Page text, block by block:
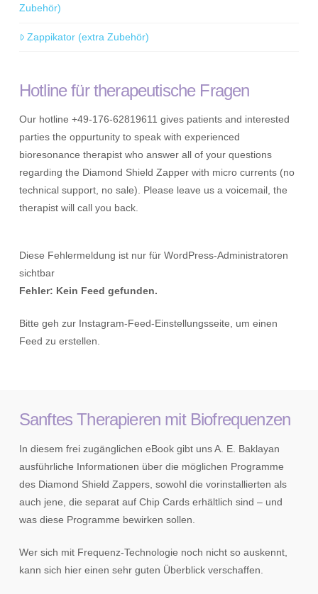
Zubehör)
Zappikator (extra Zubehör)
Hotline für therapeutische Fragen
Our hotline +49-176-62819611 gives patients and interested
parties the oppurtunity to speak with experienced
bioresonance therapist who answer all of your questions
regarding the Diamond Shield Zapper with micro currents (no
technical support, no sale). Please leave us a voicemail, the
therapist will call you back.
Diese Fehlermeldung ist nur für WordPress-Administratoren
sichtbar
Fehler: Kein Feed gefunden.
Bitte geh zur Instagram-Feed-Einstellungsseite, um einen
Feed zu erstellen.
Sanftes Therapieren mit Biofrequenzen
In diesem frei zugänglichen eBook gibt uns A. E. Baklayan
ausführliche Informationen über die möglichen Programme
des Diamond Shield Zappers, sowohl die vorinstallierten als
auch jene, die separat auf Chip Cards erhältlich sind – und
was diese Programme bewirken sollen.
Wer sich mit Frequenz-Technologie noch nicht so auskennt,
kann sich hier einen sehr guten Überblick verschaffen.